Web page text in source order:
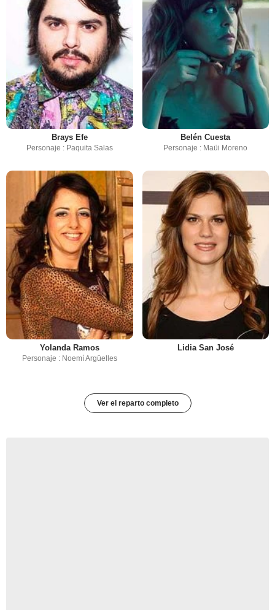
Brays Efe
Personaje : Paquita Salas
Belén Cuesta
Personaje : Maüi Moreno
Yolanda Ramos
Personaje : Noemí Argüelles
Lidia San José
Ver el reparto completo